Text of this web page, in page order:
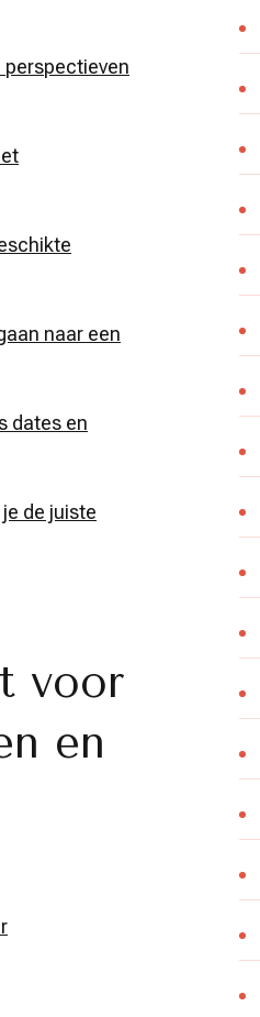
perspectieven
naar een
dates en
de juiste
voor
en